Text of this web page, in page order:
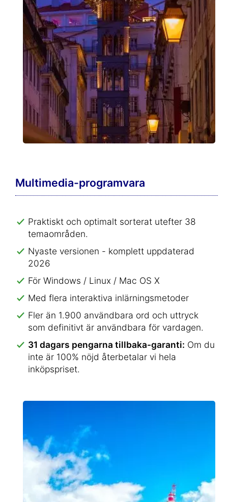
Multimedia-programvara
Praktiskt och optimalt sorterat utefter 38
temaområden.
Nyaste versionen - komplett uppdaterad
2026
För Windows / Linux / Mac OS X
Med flera interaktiva inlärningsmetoder
Fler än 1.900 användbara ord och uttryck
som definitivt är användbara för vardagen.
31 dagars pengarna tillbaka-garanti: Om du
inte är 100% nöjd återbetalar vi hela
inköpspriset.